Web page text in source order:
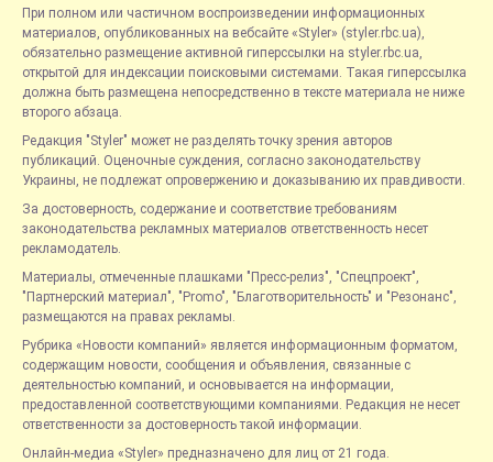
При полном или частичном воспроизведении информационных
материалов, опубликованных на вебсайте «Styler» (styler.rbc.ua),
обязательно размещение активной гиперссылки на styler.rbc.ua,
открытой для индексации поисковыми системами. Такая гиперссылка
должна быть размещена непосредственно в тексте материала не ниже
второго абзаца.
Редакция "Styler" может не разделять точку зрения авторов
публикаций. Оценочные суждения, согласно законодательству
Украины, не подлежат опровержению и доказыванию их правдивости.
За достоверность, содержание и соответствие требованиям
законодательства рекламных материалов ответственность несет
рекламодатель.
Материалы, отмеченные плашками "Пресс-релиз", "Спецпроект",
"Партнерский материал", "Promo", "Благотворительность" и "Резонанс",
размещаются на правах рекламы.
Рубрика «Новости компаний» является информационным форматом,
содержащим новости, сообщения и объявления, связанные с
деятельностью компаний, и основывается на информации,
предоставленной соответствующими компаниями. Редакция не несет
ответственности за достоверность такой информации.
Онлайн-медиа «Styler» предназначено для лиц от 21 года.